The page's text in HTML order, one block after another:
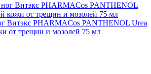
Витэкс PHARMACos PANTHENOL Urea
от трещин и мозолей 75 мл